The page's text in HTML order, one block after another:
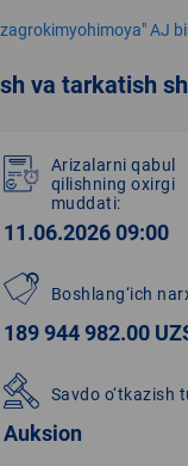
AJ
va tarkatish
Arizalarni qabul
qilishning oxirgi
muddati:
11.06.2026 09:00
Boshlang‘ich
189 944 982.00
Savdo o‘tkazish
Auksion